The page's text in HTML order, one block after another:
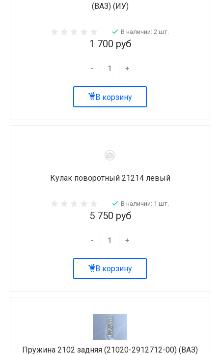
(ВАЗ) (ИУ)
В наличии: 2 шт.
1 700 руб
- +
В корзину
Кулак поворотный 21214 левый
В наличии: 1 шт.
5 750 руб
- +
В корзину
Пружина 2102 задняя (21020-2912712-00) (ВАЗ)